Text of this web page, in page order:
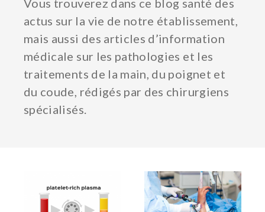
Vous trouverez dans ce blog santé des
actus sur la vie de notre établissement,
mais aussi des articles d’information
médicale sur les pathologies et les
traitements de la main, du poignet et
du coude, rédigés par des chirurgiens
spécialisés.